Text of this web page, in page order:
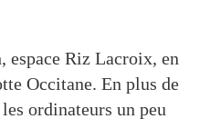
espace Riz Lacroix, en
Occitane. En plus de
ordinateurs un peu